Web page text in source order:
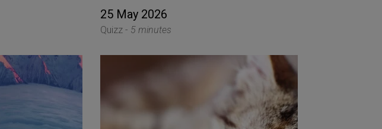
25 May 2026
Quizz - 5 minutes